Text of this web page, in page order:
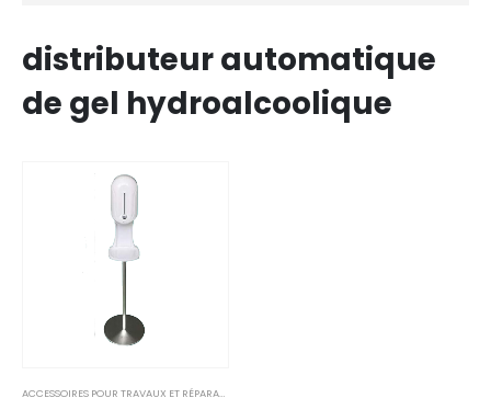
distributeur automatique
de gel hydroalcoolique